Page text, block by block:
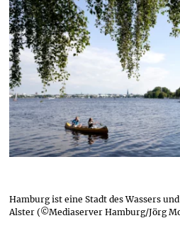
Hamburg ist eine Stadt des Wassers
Alster (©Mediaserver Hamburg/Jörg